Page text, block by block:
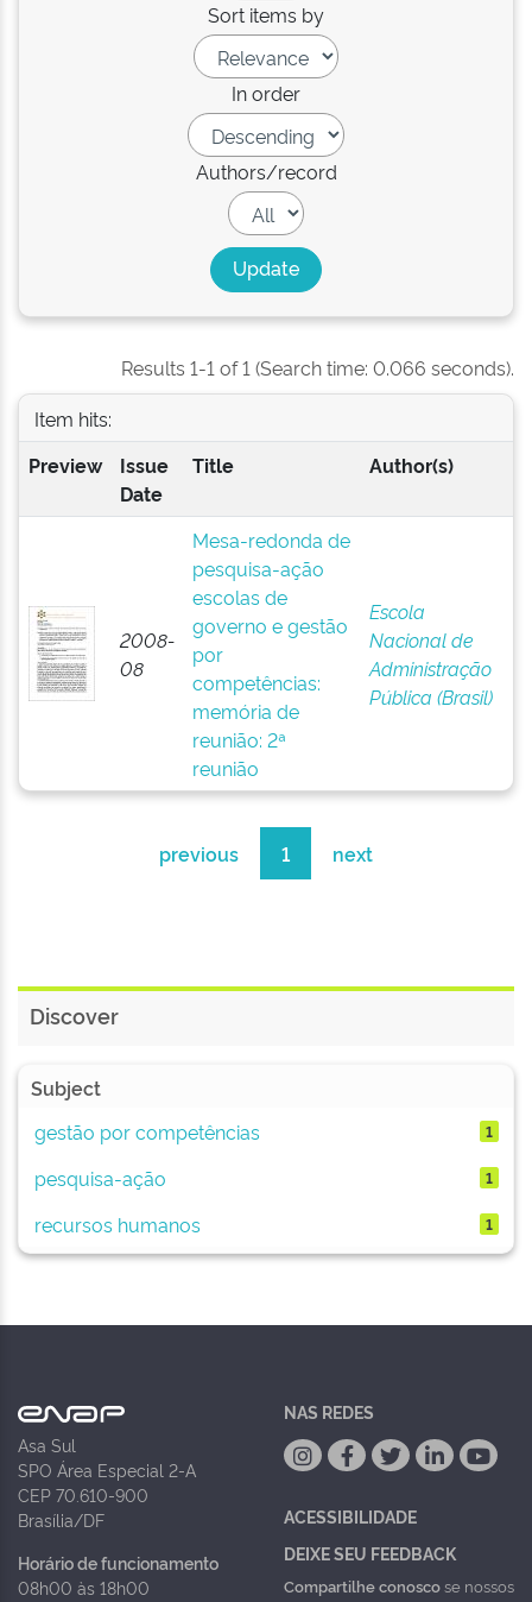
Sort items by
In order
Authors/record
Results 1-1 of 1 (Search time: 0.066 seconds).
Item hits:
Preview
Issue
Date
Title Author(s)
2008-
08
Mesa-redonda de
pesquisa-ação
escolas de
governo e gestão
por
competências:
memória de
reunião: 2ª
reunião
Escola
Nacional de
Administração
Pública (Brasil)
previous 1 next
Discover
Subject
gestão por competências
1
pesquisa-ação 1
recursos humanos 1
Asa Sul
SPO Área Especial 2-A
CEP 70.610-900
Brasília/DF
Horário de funcionamento
08h00 às 18h00
NAS REDES
ACESSIBILIDADE
DEIXE SEU FEEDBACK
Compartilhe conoscose nossos